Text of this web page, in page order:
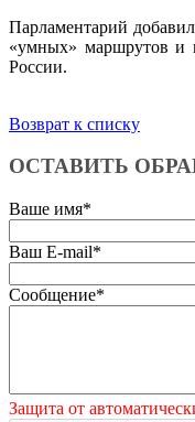
Парламентарий
«умных» маршрутов и
России.
Возврат к списку
ОСТАВИТЬ
Ваше имя*
Ваш E-mail*
Сообщение*
Защита от